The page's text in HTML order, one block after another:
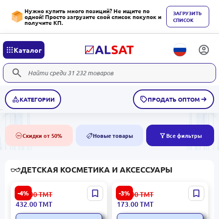
Нужно купить много позиций? Не ищите по
одной! Просто загрузите свой список покупок и
получите КП.
ЗАГРУЗИТЬ
СПИСОК
Каталог
КАТЕГОРИИ ПРОДАТЬ ОПТОМ
50% Скидки от 50% NEW Новые товары Все фильтры
ДЕТСКАЯ КОСМЕТИКА И АКСЕССУАРЫ
-4%
MARTINELIA
8436616353315 | Набор в
жестяной коробке для
подарков
450.00ТМТ
432.00ТМТ
-3%
TOPModel 4010070631307
| Складная расческа с
зеркалом, прорезиненная
180.00ТМТ
173.00ТМТ